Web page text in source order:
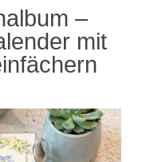
–
mit